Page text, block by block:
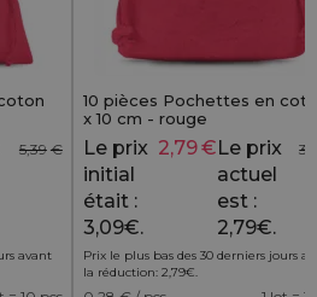
5,39 €
avant
10 pièces Pochettes en
x 10 cm - rouge
Le prix
initial
était :
3,09€.
2,79€Le prix
actuel
est :
2,79€.
Prix le plus bas des 30 derniers jours
la réduction: 2,79€.